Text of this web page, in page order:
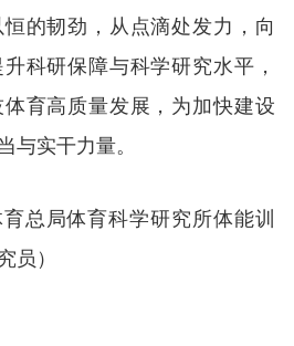
的韧劲，从点滴处发力，向
科研保障与科学研究水平，
育高质量发展，为加快建设
与实干力量。
育总局体育科学研究所体能训
员）